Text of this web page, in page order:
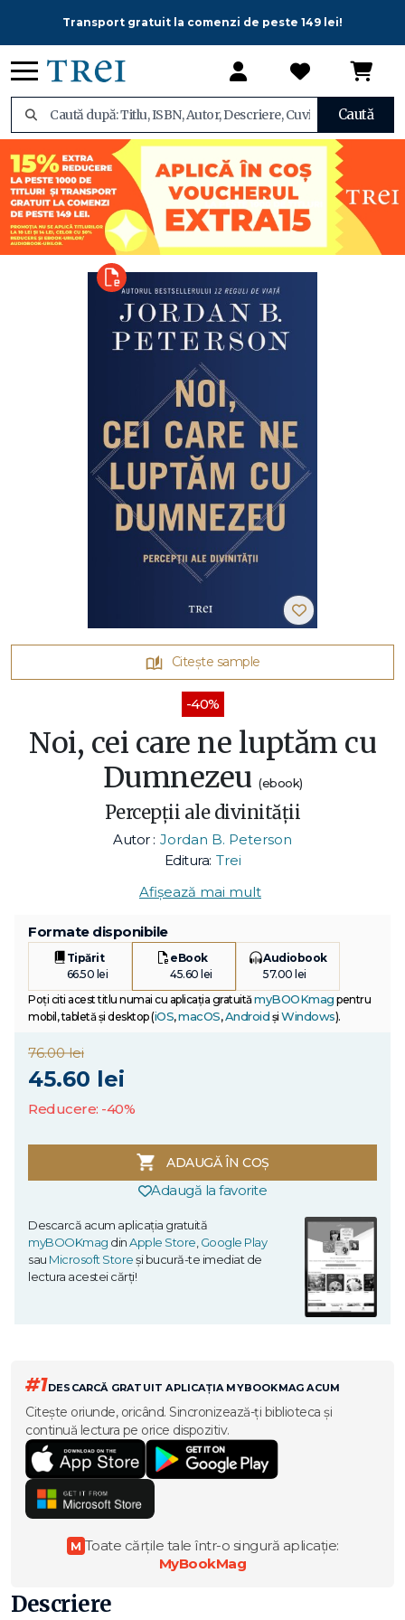
Transport gratuit la comenzi de peste 149 lei!
Caută
Citește sample
-40%
Noi, cei care ne luptăm cu
Dumnezeu (ebook)
Percepții ale divinității
Autor : Jordan B. Peterson
Editura: Trei
Afișează mai mult
Formate disponibile
Tipărit
66.50 lei
eBook
45.60 lei
Audiobook
57.00 lei
Poți citi acest titlu numai cu aplicația gratuitămyBOOKmag pentru
mobil, tabletă și desktop (iOS,macOS,Android și Windows).
76.00 lei
45.60 lei
Reducere: -40%
ADAUGĂ ÎN COȘ
Adaugă la favorite
Descarcă acum aplicația gratuită
myBOOKmag dinApple Store,Google Play
sau Microsoft Storeși bucură-te imediat de
lectura acestei cărți!
#1DESCARCĂ GRATUIT APLICAȚIA MYBOOKMAG ACUM
Citește oriunde, oricând. Sincronizează-ți biblioteca și
continuă lectura pe orice dispozitiv.
M Toate cărțile tale într-o singură aplicație:
MyBookMag
Descriere